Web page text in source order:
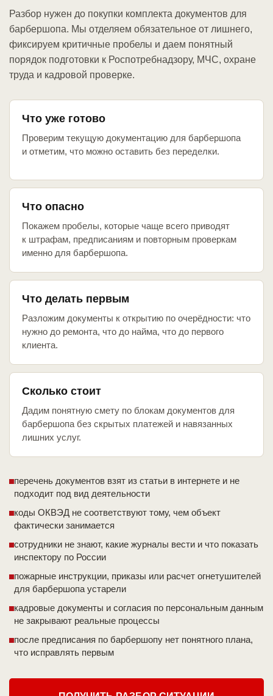
Разбор нужен до покупки комплекта документов для
барбершопа. Мы отделяем обязательное от лишнего,
фиксируем критичные пробелы и даем понятный
порядок подготовки к Роспотребнадзору, МЧС, охране
труда и кадровой проверке.
Что уже готово
Проверим текущую документацию для барбершопа
и отметим, что можно оставить без переделки.
Что опасно
Покажем пробелы, которые чаще всего приводят
к штрафам, предписаниям и повторным проверкам
именно для барбершопа.
Что делать первым
Разложим документы к открытию по очерёдности: что
нужно до ремонта, что до найма, что до первого
клиента.
Сколько стоит
Дадим понятную смету по блокам документов для
барбершопа без скрытых платежей и навязанных
лишних услуг.
перечень документов взят из статьи в интернете и не
подходит под вид деятельности
коды ОКВЭД не соответствуют тому, чем объект
фактически занимается
сотрудники не знают, какие журналы вести и что показать
инспектору по России
пожарные инструкции, приказы или расчет огнетушителей
для барбершопа устарели
кадровые документы и согласия по персональным данным
не закрывают реальные процессы
после предписания по барбершопу нет понятного плана,
что исправлять первым